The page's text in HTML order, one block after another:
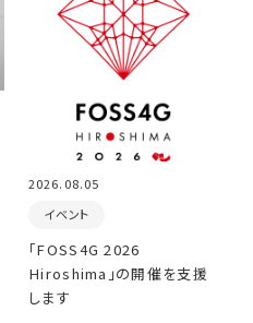
2026.08.05
イベント
「FOSS4G 2026
Hiroshima」の開催を支援
します